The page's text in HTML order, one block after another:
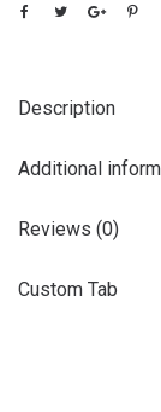
Description
Additional
Reviews (0)
Custom Tab